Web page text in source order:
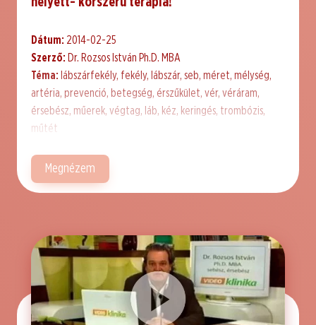
Dátum: 2014-02-25
Szerző: Dr. Rozsos István Ph.D. MBA
Téma: lábszárfekély, fekély, lábszár, seb, méret, mélység,
artéria, prevenció, betegség, érszűkület, vér, véráram,
érsebész, műerek, végtag, láb, kéz, keringés, trombózis,
műtét
Megnézem